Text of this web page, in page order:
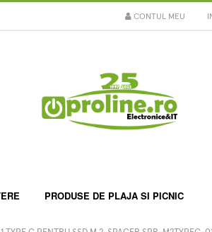
CONTUL MEU
PRODUSE DE PLAJA SI PICNIC